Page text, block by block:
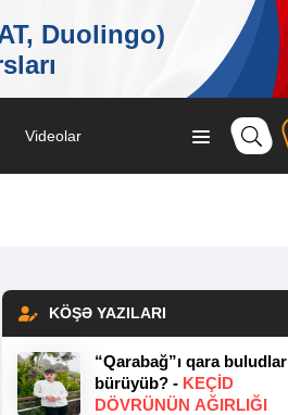
Videolar
KÖŞƏ YAZILARI
“Qarabağ”ı qara buludlar
bürüyüb? - KEÇID
DÖVRÜNÜN AĞIRLIĞI